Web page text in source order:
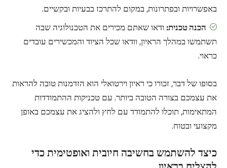
באפשרויות ובפתרונות, במקום להתרכז בבעיות ובקשיים.
הכנה טכנית: ודאו שאתם מכירים את הטכנולוגיה שבה
תשתמשו במהלך הראיון, וודאו שכל הציוד והמכשירים עובדים
כראוי.
בסופו של דבר, זכורו כי ראיון וירטואלי הוא הזדמנות טובה להראות
את עצמכם בצורה הטובה ביותר. עם טכניקות ההתמודדות
המתאימות, תוכלו להתמודד עם לחץ ולהציג את עצמכם באופן
מקצועי ובטוח.
כיצד להשתמש בחשיבה חיובית ואופטימית כדי